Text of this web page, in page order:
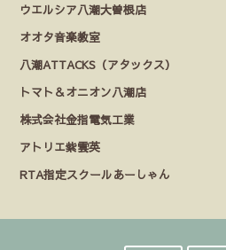
ウエルシア八潮大曽根店
オオタ音楽教室
八潮ATTACKS（アタックス）
トマト＆オニオン八潮店
株式会社金指電気工業
アトリエ紫雲英
RTA指定スクールあーしゃん